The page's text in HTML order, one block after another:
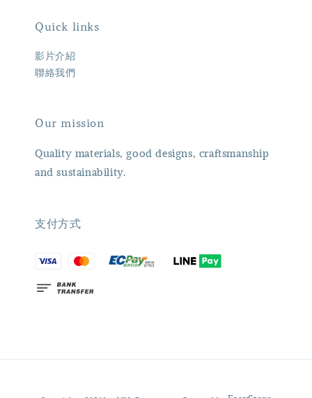
Quick links
影片介紹
聯絡我們
Our mission
Quality materials, good designs, craftsmanship
and sustainability.
支付方式